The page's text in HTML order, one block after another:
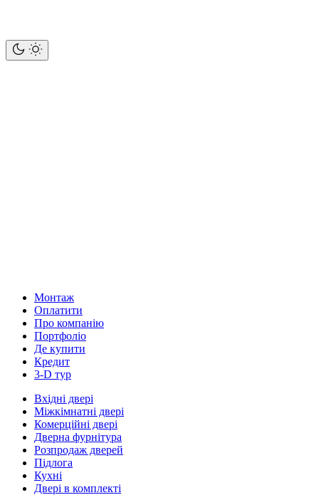
Монтаж
Оплатити
Про компанію
Портфоліо
Де купити
Кредит
3-D тур
Вхідні двері
Міжкімнатні двері
Комерційні двері
Дверна фурнітура
Розпродаж дверей
Підлога
Кухні
Двері в комплекті